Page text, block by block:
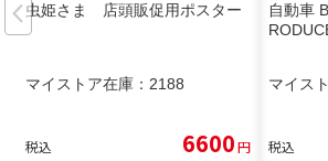
虫姫さま 店頭販促用ポスター
マイストア在庫： 2188
税込 6600円
自動車
マイス
税込